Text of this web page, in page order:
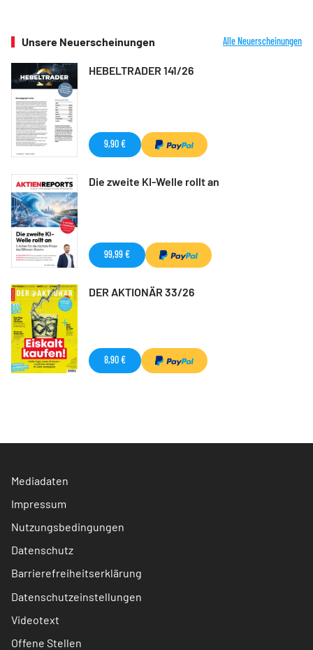
Unsere Neuerscheinungen Alle Neuerscheinungen
HEBELTRADER 141/26
9,90 €
Die zweite KI-Welle rollt an
99,99 €
DER AKTIONÄR 33/26
8,90 €
Mediadaten
Impressum
Nutzungsbedingungen
Datenschutz
Barrierefreiheitserklärung
Datenschutzeinstellungen
Videotext
Offene Stellen